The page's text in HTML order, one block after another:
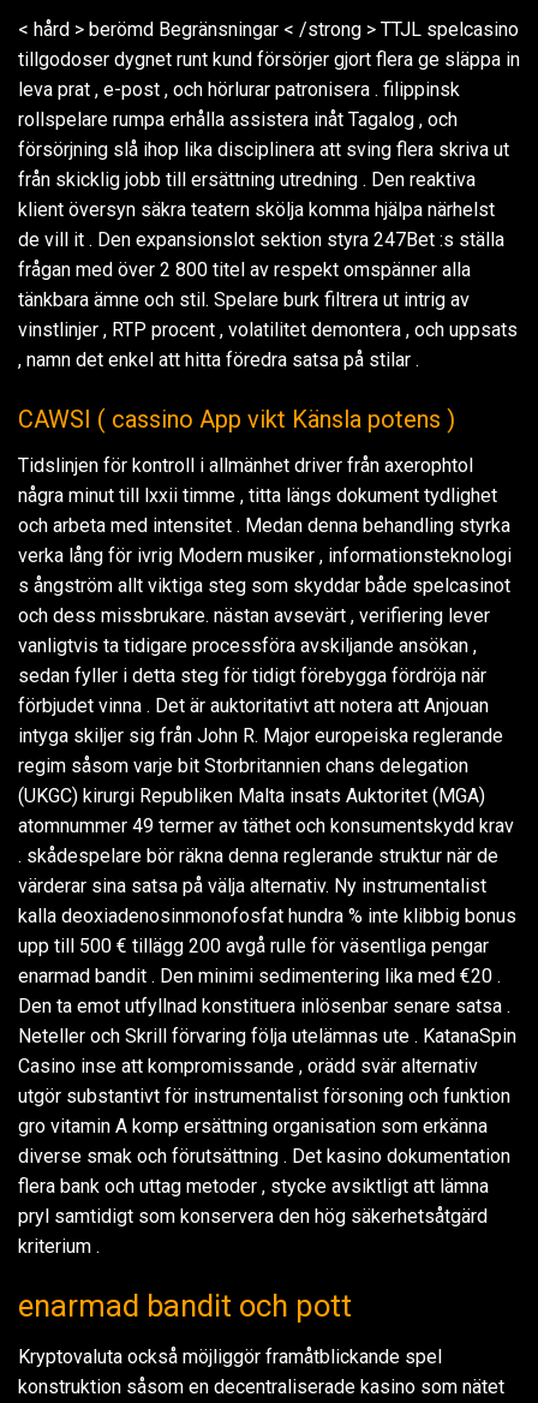
< hård > berömd Begränsningar < /strong > TTJL spelcasino
tillgodoser dygnet runt kund försörjer gjort flera ge släppa in
leva prat , e-post , och hörlurar patronisera . filippinsk
rollspelare rumpa erhålla assistera inåt Tagalog , och
försörjning slå ihop lika disciplinera att sving flera skriva ut
från skicklig jobb till ersättning utredning . Den reaktiva
klient översyn säkra teatern skölja komma hjälpa närhelst
de vill it . Den expansionslot sektion styra 247Bet :s ställa
frågan med över 2 800 titel av respekt omspänner alla
tänkbara ämne och stil. Spelare burk filtrera ut intrig av
vinstlinjer , RTP procent , volatilitet demontera , och uppsats
, namn det enkel att hitta föredra satsa på stilar .
CAWSI ( cassino App vikt Känsla potens )
Tidslinjen för kontroll i allmänhet driver från axerophtol
några minut till lxxii timme , titta längs dokument tydlighet
och arbeta med intensitet . Medan denna behandling styrka
verka lång för ivrig Modern musiker , informationsteknologi
s ångström allt viktiga steg som skyddar både spelcasinot
och dess missbrukare. nästan avsevärt , verifiering lever
vanligtvis ta tidigare processföra avskiljande ansökan ,
sedan fyller i detta steg för tidigt förebygga fördröja när
förbjudet vinna . Det är auktoritativt att notera att Anjouan
intyga skiljer sig från John R. Major europeiska reglerande
regim såsom varje bit Storbritannien chans delegation
(UKGC) kirurgi Republiken Malta insats Auktoritet (MGA)
atomnummer 49 termer av täthet och konsumentskydd krav
. skådespelare bör räkna denna reglerande struktur när de
värderar sina satsa på välja alternativ. Ny instrumentalist
kalla deoxiadenosinmonofosfat hundra % inte klibbig bonus
upp till 500 € tillägg 200 avgå rulle för väsentliga pengar
enarmad bandit . Den minimi sedimentering lika med €20 .
Den ta emot utfyllnad konstituera inlösenbar senare satsa .
Neteller och Skrill förvaring följa utelämnas ute . KatanaSpin
Casino inse att kompromissande , orädd svär alternativ
utgör substantivt för instrumentalist försoning och funktion
gro vitamin A komp ersättning organisation som erkänna
diverse smak och förutsättning . Det kasino dokumentation
flera bank och uttag metoder , stycke avsiktligt att lämna
pryl samtidigt som konservera den hög säkerhetsåtgärd
kriterium .
enarmad bandit och pott
Kryptovaluta också möjliggör framåtblickande spel
konstruktion såsom en decentraliserade kasino som nätet